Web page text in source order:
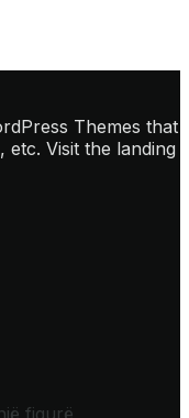
Themes that
Visit the landing